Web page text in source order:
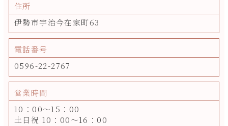
住所
伊勢市宇治今在家町63
電話番号
0596-22-2767
営業時間
10：00～15：00
土日祝 10：00～16：00